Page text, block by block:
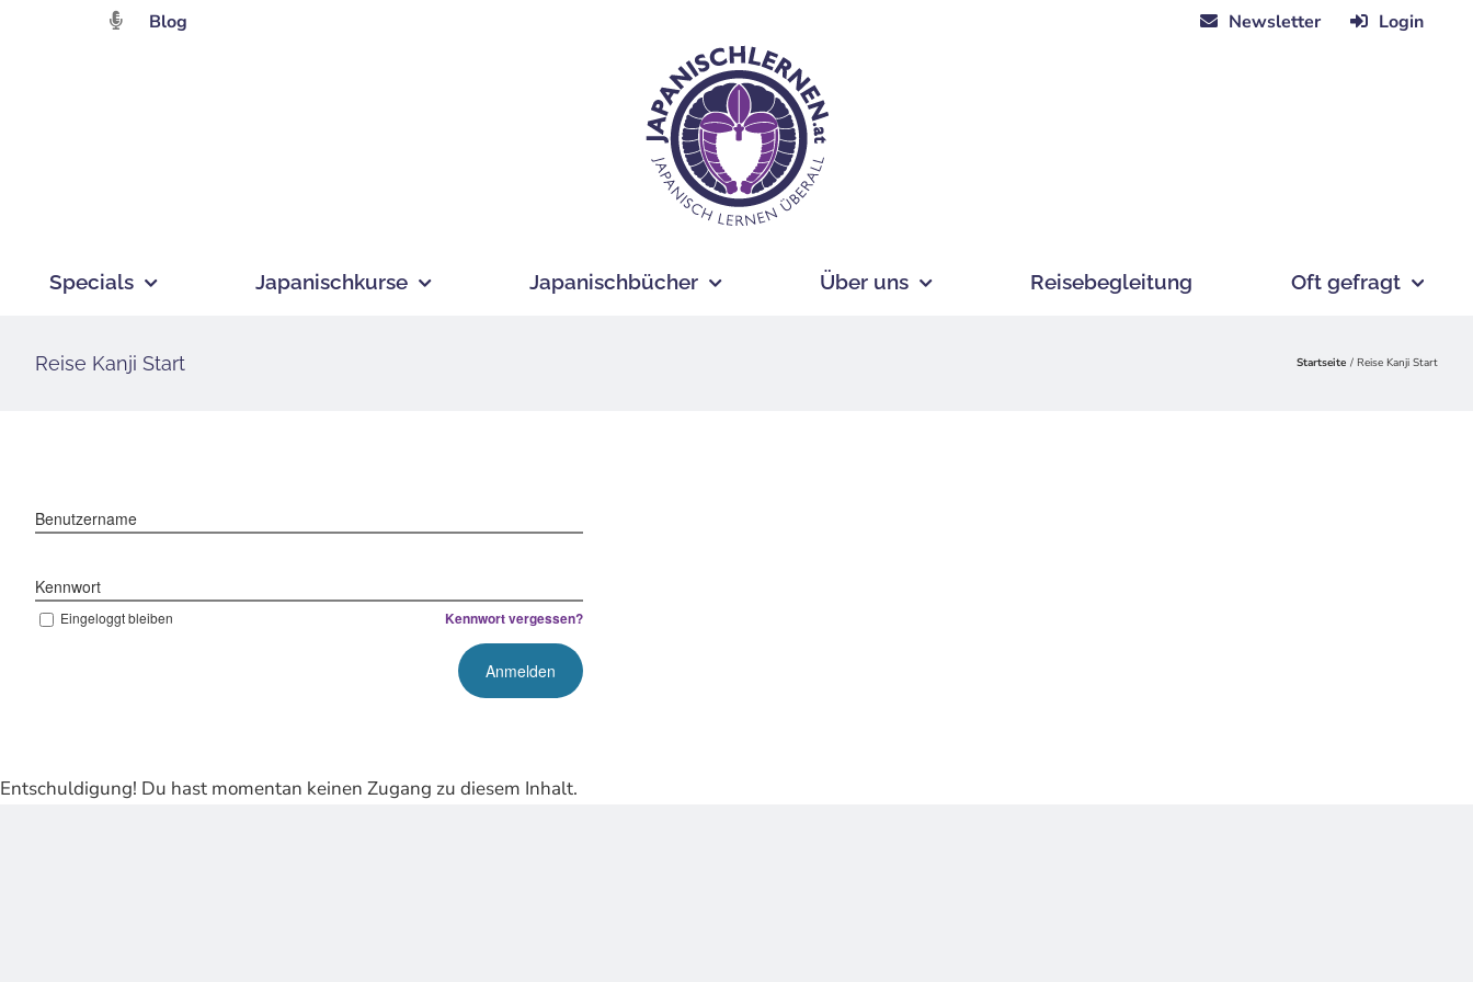
Blog Newsletter Login
Specials Japanischkurse Japanischbücher Über uns Reisebegleitung Oft gefragt
Reise Kanji Start Startseite Reise Kanji Start
Benutzername
Kennwort
Eingeloggt bleiben Kennwort vergessen?
Entschuldigung! Du hast momentan keinen Zugang zu diesem Inhalt.